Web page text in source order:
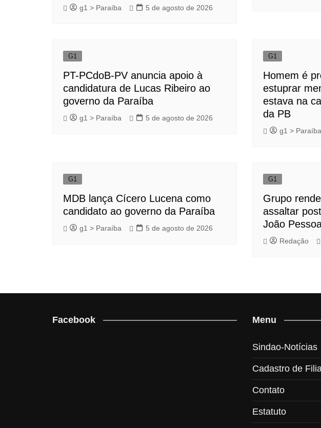
g1 > Paraíba 5 de agosto de 2026
G1
PT-PCdoB-PV anuncia apoio à
candidatura de Lucas Ribeiro ao
governo da Paraíba
g1 > Paraíba 5 de agosto de 2026
G1
Homem é
estuprar
estava na
da PB
g1 > Paraíba
G1
MDB lança Cícero Lucena como
candidato ao governo da Paraíba
g1 > Paraíba 5 de agosto de 2026
G1
Grupo
assaltar
João
Redação
Facebook Menu
Sindao-Notícias
Cadastro de
Contato
Estatuto